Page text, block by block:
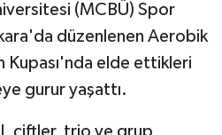
(MCBÜ) Spor
düzenlenen Aerobik
Kupası'nda elde ettikleri
gurur yaşattı.